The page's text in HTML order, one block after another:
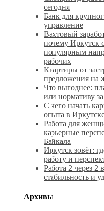
сегодня
Банк для
управление
Вахтовый
почему Иркутск
популярным
рабочих
Квартиры от
предложения на
Что выгоднее:
или нормативу
С чего начать
опыта в Иркутске
Работа для
карьерные
Байкала
Иркутск зовёт:
работу и
Работа 2 через 2
стабильность и
Архивы